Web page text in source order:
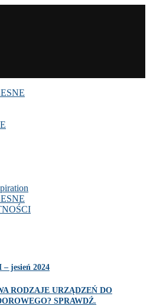
jesień 2024
RODZAJE URZĄDZEŃ DO
SPRAWDŹ.